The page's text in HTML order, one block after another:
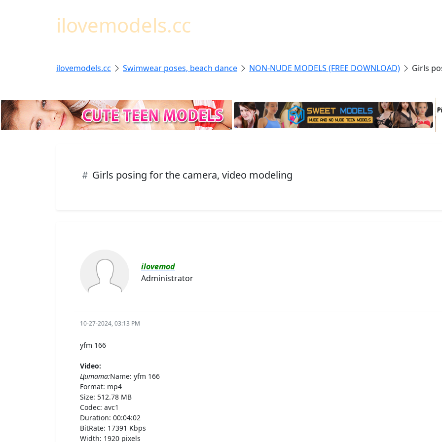
ilovemodels.cc
ilovemodels.cc Swimwear poses, beach dance NON-NUDE MODELS (FREE DOWNLOAD) Girls
Girls posing for the camera, video modeling
ilovemod
Administrator
10-27-2024, 03:13 PM
yfm 166
Video:
Цитата:Name: yfm 166
Format: mp4
Size: 512.78 MB
Codec: avc1
Duration: 00:04:02
BitRate: 17391 Kbps
Width: 1920 pixels